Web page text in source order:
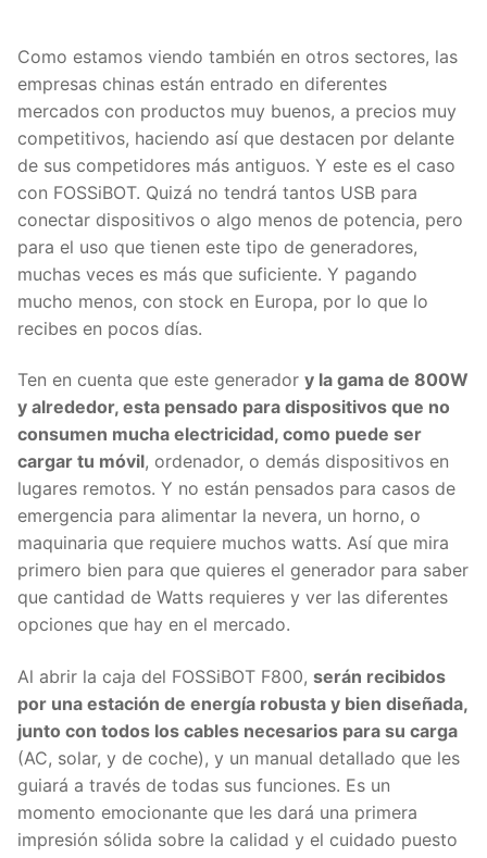
Como estamos viendo también en otros sectores, las
empresas chinas están entrado en diferentes
mercados con productos muy buenos, a precios muy
competitivos, haciendo así que destacen por delante
de sus competidores más antiguos. Y este es el caso
con FOSSiBOT. Quizá no tendrá tantos USB para
conectar dispositivos o algo menos de potencia, pero
para el uso que tienen este tipo de generadores,
muchas veces es más que suficiente. Y pagando
mucho menos, con stock en Europa, por lo que lo
recibes en pocos días.
Ten en cuenta que este generador y la gama de 800W
y alrededor, esta pensado para dispositivos que no
consumen mucha electricidad, como puede ser
cargar tu móvil, ordenador, o demás dispositivos en
lugares remotos. Y no están pensados para casos de
emergencia para alimentar la nevera, un horno, o
maquinaria que requiere muchos watts. Así que mira
primero bien para que quieres el generador para saber
que cantidad de Watts requieres y ver las diferentes
opciones que hay en el mercado.
Al abrir la caja del FOSSiBOT F800, serán recibidos
por una estación de energía robusta y bien diseñada,
junto con todos los cables necesarios para su carga
(AC, solar, y de coche), y un manual detallado que les
guiará a través de todas sus funciones. Es un
momento emocionante que les dará una primera
impresión sólida sobre la calidad y el cuidado puesto